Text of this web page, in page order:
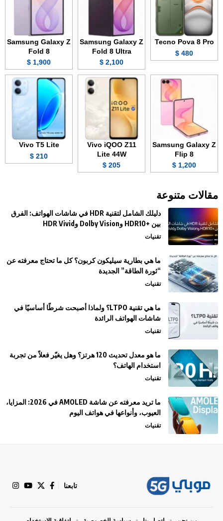
Tecno Pova 8 Pro
480 $
Samsung Galaxy Z
Fold 8 Ultra
2,100 $
Samsung Galaxy Z
Fold 8
1,900 $
Samsung Galaxy Z
Flip 8
1,200 $
Vivo iQOO Z11
Lite 44W
205 $
Vivo T5 Lite
210 $
مقالات متنوعة
دليلك الشامل لتقنية HDR في شاشات الهواتف: الفرق
بين +HDR10 وDolby Vision وHDR Vivid
تقنيات
ما هي بطارية سيليكون كربون؟ كل ما تحتاج معرفته عن
“ثورة الطاقة” الجديدة
تقنيات
ما هي تقنية LTPO؟ ولماذا أصبحت شرطًا أساسيًا في
شاشات الهواتف الرائدة
تقنيات
ما هو معدل تحديث 120 هرتز؟ وهل يغيّر فعلاً من تجربة
استخدام الهاتف؟
تقنيات
ما تريد معرفته عن شاشة AMOLED في 2026: المزايا،
العيوب، وأنواعها في هواتف اليوم
تقنيات
تابعنا